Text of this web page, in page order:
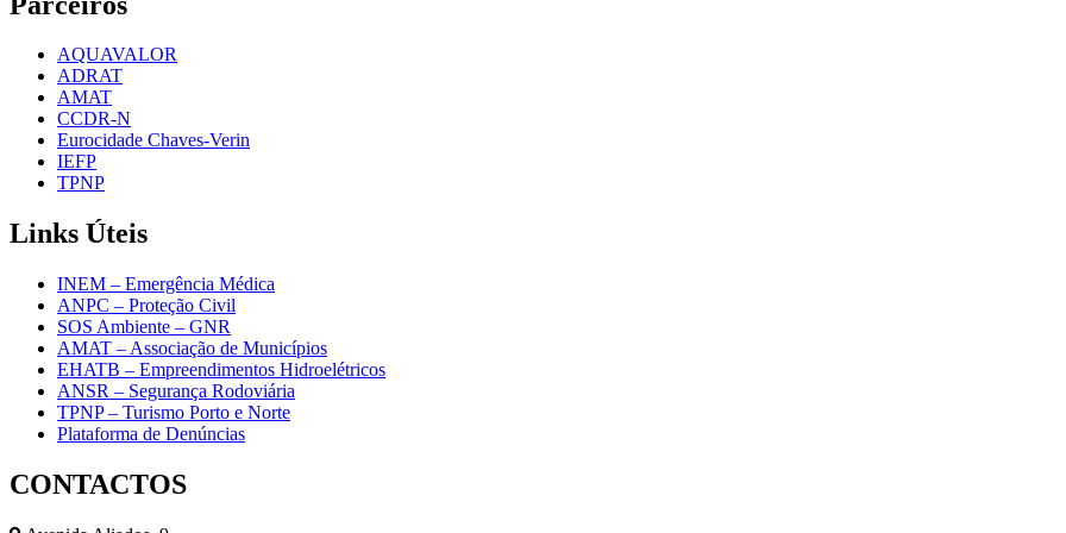
AQUAVALOR
ADRAT
AMAT
CCDR-N
Eurocidade Chaves-Verin
IEFP
TPNP
Links Úteis
INEM – Emergência Médica
ANPC – Proteção Civil
SOS Ambiente – GNR
AMAT – Associação de Municípios
EHATB – Empreendimentos Hidroelétricos
ANSR – Segurança Rodoviária
TPNP – Turismo Porto e Norte
Plataforma de Denúncias
CONTACTOS